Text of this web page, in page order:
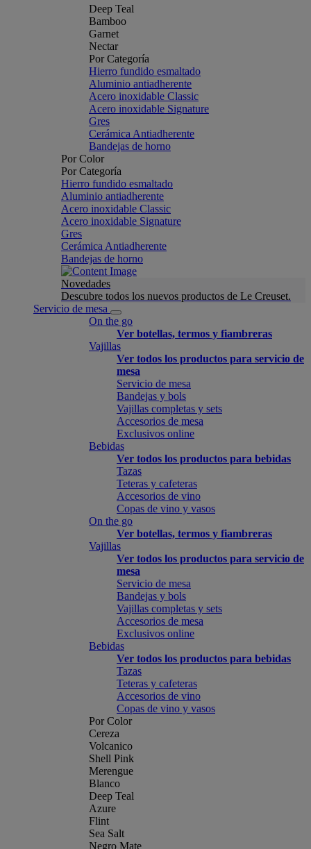
Deep Teal
Bamboo
Garnet
Nectar
Por Categoría
Hierro fundido esmaltado
Aluminio antiadherente
Acero inoxidable Classic
Acero inoxidable Signature
Gres
Cerámica Antiadherente
Bandejas de horno
Por Color
Por Categoría
Hierro fundido esmaltado
Aluminio antiadherente
Acero inoxidable Classic
Acero inoxidable Signature
Gres
Cerámica Antiadherente
Bandejas de horno
Novedades
Descubre todos los nuevos productos de Le Creuset.
Servicio de mesa
On the go
Ver botellas, termos y fiambreras
Vajillas
Ver todos los productos para servicio de
mesa
Servicio de mesa
Bandejas y bols
Vajillas completas y sets
Accesorios de mesa
Exclusivos online
Bebidas
Ver todos los productos para bebidas
Tazas
Teteras y cafeteras
Accesorios de vino
Copas de vino y vasos
On the go
Ver botellas, termos y fiambreras
Vajillas
Ver todos los productos para servicio de
mesa
Servicio de mesa
Bandejas y bols
Vajillas completas y sets
Accesorios de mesa
Exclusivos online
Bebidas
Ver todos los productos para bebidas
Tazas
Teteras y cafeteras
Accesorios de vino
Copas de vino y vasos
Por Color
Cereza
Volcanico
Shell Pink
Merengue
Blanco
Deep Teal
Azure
Flint
Sea Salt
Negro Mate